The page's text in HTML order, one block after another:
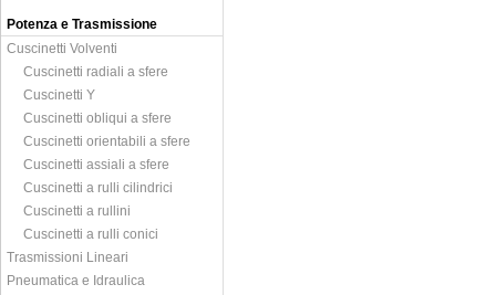
Potenza e Trasmissione
Cuscinetti Volventi
Cuscinetti radiali a sfere
Cuscinetti Y
Cuscinetti obliqui a sfere
Cuscinetti orientabili a sfere
Cuscinetti assiali a sfere
Cuscinetti a rulli cilindrici
Cuscinetti a rullini
Cuscinetti a rulli conici
Trasmissioni Lineari
Pneumatica e Idraulica